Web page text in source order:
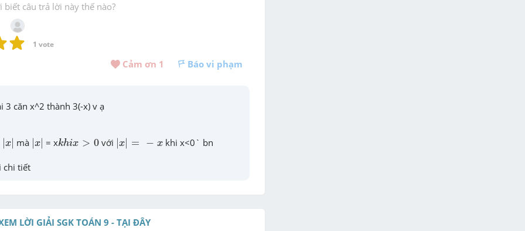
câu trả lời này thế nào?
1 vote
Cảm ơn 1 Báo vi phạm
3 căn x^2 thành 3(-x) v ạ
x| mà x|
|x |
= xkhix > 0
khix>0 với |x = − x
|x |= khi x<0` bn
chi tiết
LỜI GIẢI SGK TOÁN 9 - TẠI ĐÂY